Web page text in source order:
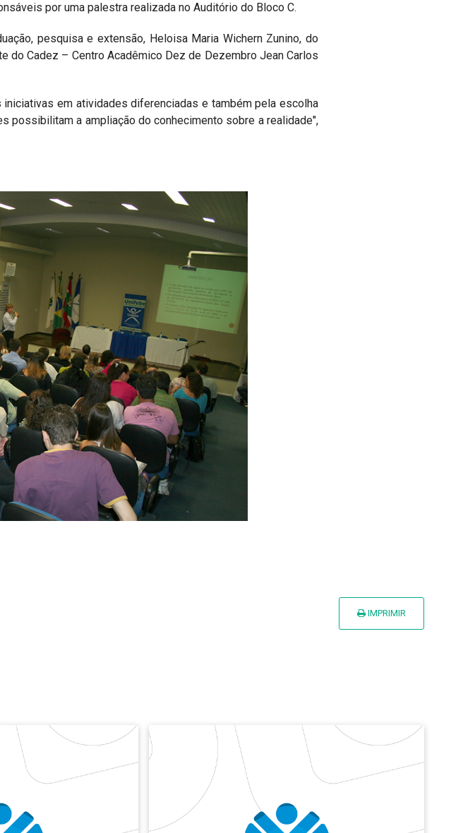
por uma palestra realizada no Auditório do Bloco C.
pesquisa e extensão, Heloisa Maria Wichern Zunino, do
Cadez – Centro Acadêmico Dez de Dezembro Jean Carlos
em atividades diferenciadas e também pela escolha
possibilitam a ampliação do conhecimento sobre a realidade",
IMPRIMIR